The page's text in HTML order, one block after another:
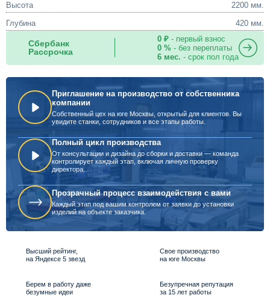
Высота
2200 мм.
Глубина
420 мм.
Сбербанк
Рассрочка
0 ₽- первый взнос
0 %- без переплаты
6 мес. - срок пол года
Приглашение на производство от собственника
компании
Собственный цех на юге Москвы, открытый для клиентов. Вы
увидите станки, сотрудников и все этапы работы.
Полный цикл производства
От консультации и дизайна до сборки и доставки — команда
контролирует каждый этап, включая личную проверку
директора.
Прозрачный процесс взаимодействия с вами
Каждый этап под вашим контролем от заявки до установки
изделий на объекте заказчика.
Высший рейтинг,
на Яндексе 5 звезд
Свое производство
на юге Москвы
Берем в работу даже
безумные идеи
Безупречная репутация
за 15 лет работы